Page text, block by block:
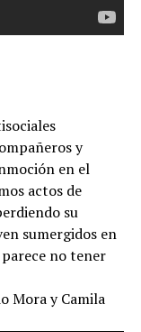
y
en el
actos de
su
sumergidos en
no tener
Mora y Camila